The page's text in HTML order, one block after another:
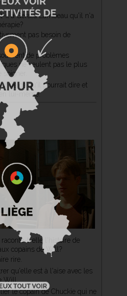
il à Gerald Lambeau qu'il n'a
pas besoin de
de problèmes
ne veulent pas le plus
de ce qu'il pourrait dire et
en lui-même.
raconte-t-elle l'histoire de
copains de Will?
rire.
qu'elle est à l'aise avec les
Will.
le copain de Chuckie qui ne